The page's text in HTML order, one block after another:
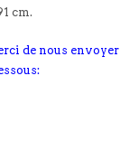
cm.
de nous envoyer